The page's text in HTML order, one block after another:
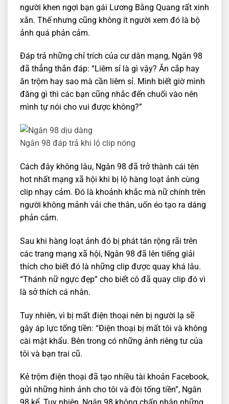
người khen ngợi bạn gái Lương Bằng Quang rất xinh
xắn. Thế nhưng cũng không ít người xem đó là bộ
ảnh quá phản cảm.
Đáp trả những chỉ trích của cư dân mạng, Ngân 98
đã thẳng thắn đáp: “Liêm sỉ là gì vậy? Ăn cắp hay
ăn trộm hay sao mà cần liêm sỉ. Mình biết giờ mình
đăng gì thì các bạn cũng nhắc đến chuối vào nên
mình tự nói cho vui được không?”
Ngân 98 đáp trả khi lộ clip nóng
Cách đây không lâu, Ngân 98 đã trở thành cái tên
hot nhất mạng xã hội khi bị lộ hàng loạt ảnh cùng
clip nhạy cảm. Đó là khoảnh khắc mà nữ chính trên
người không mảnh vải che thân, uốn éo tạo ra dáng
phản cảm.
Sau khi hàng loạt ảnh đó bị phát tán rộng rãi trên
các trang mạng xã hội, Ngân 98 đã lên tiếng giải
thích cho biết đó là những clip được quay khá lâu.
“Thánh nữ ngực đẹp” cho biết cô đã quay clip đó vì
là sở thích cá nhân.
Tuy nhiên, vì bị mất điện thoại nên bị người lạ sẽ
gây áp lực tống tiền: “Điện thoại bị mất tôi và không
cài mật khẩu. Bên trong có những ảnh riêng tư của
tôi và bạn trai cũ.
Kẻ trộm điện thoại đã tạo nhiều tài khoản Facebook,
gửi những hình ảnh cho tôi và đòi tống tiền”, Ngân